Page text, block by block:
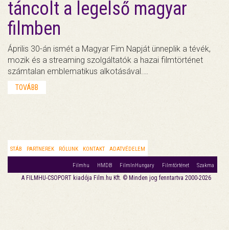
táncolt a legelső magyar
filmben
Április 30-án ismét a Magyar Fim Napját ünneplik a tévék,
mozik és a streaming szolgáltatók a hazai filmtörténet
számtalan emblematikus alkotásával.…
TOVÁBB
STÁB PARTNEREK RÓLUNK KONTAKT ADATVÉDELEM
Filmhu HMDB FilmInHungary Filmtörténet Szakma
A FILMHU-CSOPORT kiadója Film.hu Kft. © Minden jog fenntartva 2000-2026